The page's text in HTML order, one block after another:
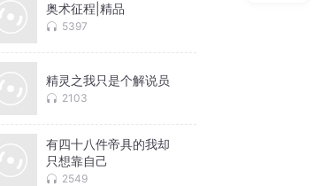
奥术征程|精品
5397
精灵之我只是个解说员
2103
有四十八件帝具的我却
只想靠自己
2549